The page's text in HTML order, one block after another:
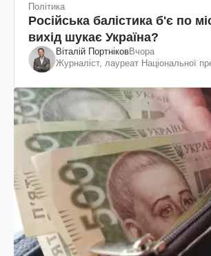
Політика
Російська балістика б'є по
вихід шукає Україна?
Віталій ПортніковВчора
Журналіст, лауреат Національної